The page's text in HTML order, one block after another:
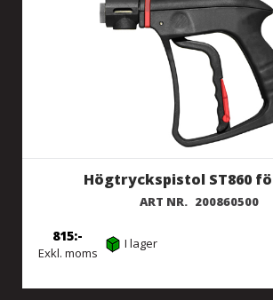
Högtryckspistol ST860
ART NR. 200860500
Exkl. moms
815 I lager